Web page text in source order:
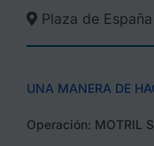
Plaza de
UNA MANERA DE
Operación: MOTRIL